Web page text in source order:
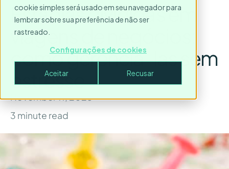
cookie simples será usado em seu navegador para
lembrar sobre sua preferência de não ser
rastreado.
Configurações de cookies
Aceitar Recusar
Estadias divididas em
viagens de negócios:
como gerenciá-las sem
estresse
November 11, 2025
3 minute read